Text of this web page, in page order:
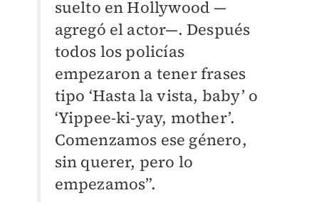
suelto en Hollywood —
agregó el actor—. Después
todos los policías
empezaron a tener frases
tipo ‘Hasta la vista, baby’ o
‘Yippee-ki-yay, mother’.
Comenzamos ese género,
sin querer, pero lo
empezamos”.